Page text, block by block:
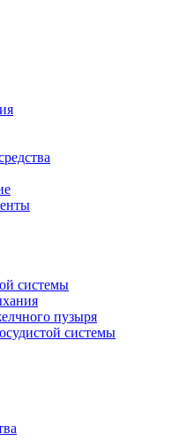
системы
пузыря
системы